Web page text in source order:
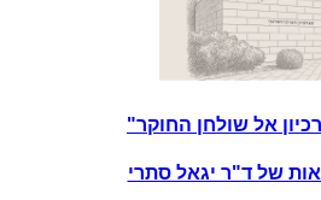
אל שולחן החוקר"
של ד"ר יגאל סתרי